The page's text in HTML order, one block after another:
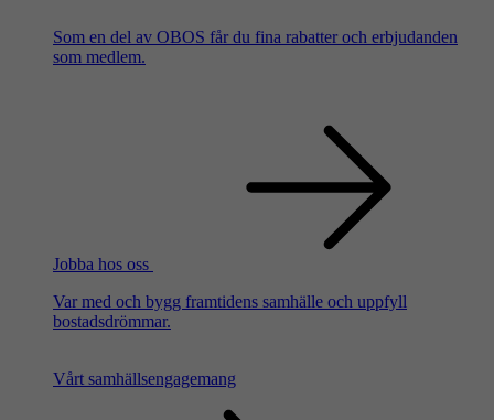
Som en del av OBOS får du fina rabatter och erbjudanden
som medlem.
Jobba hos oss
Var med och bygg framtidens samhälle och uppfyll
bostadsdrömmar.
Vårt samhällsengagemang